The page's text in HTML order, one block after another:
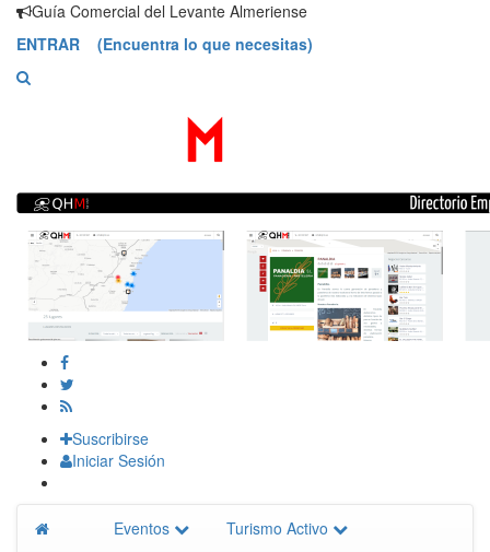
SaltarGuía Comercial del Levante Almeriense
ENTRAR (Encuentra lo que necesitas)
Suscribirse
Iniciar Sesión
Eventos Turismo Activo